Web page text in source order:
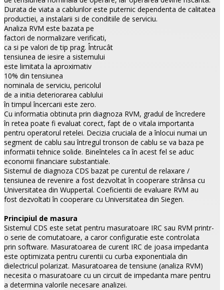
Durata de viata a cablurilor este puternic dependenta de calitatea
productiei, a instalarii si de conditiile de serviciu.
Analiza RVM este bazata pe
factori de normalizare verificati,
ca si pe valori de tip prag. Întrucât
tensiunea de iesire a sistemului
este limitata la aproximativ
10% din tensiunea
nominala de serviciu, pericolul
de a initia deteriorarea cablului
în timpul încercarii este zero.
Cu informatia obtinuta prin diagnoza RVM, gradul de încredere
în retea poate fi evaluat corect, fapt de o vitala importanta
pentru operatorul retelei. Decizia cruciala de a înlocui numai un
segment de cablu sau întregul tronson de cablu se va baza pe
informatii tehnice solide. Bineînteles ca în acest fel se aduc
economii financiare substantiale.
Sistemul de diagnoza CDS bazat pe curentul de relaxare /
tensiunea de revenire a fost dezvoltat în cooperare strânsa cu
Universitatea din Wuppertal. Coeficientii de evaluare RVM au
fost dezvoltati în cooperare cu Universitatea din Siegen.
Principiul de masura
Sistemul CDS este setat pentru masuratoare IRC sau RVM printr-
o serie de comutatoare, a caror configuratie este controlata
prin software. Masuratoarea de curent IRC de joasa impedanta
este optimizata pentru curentii cu curba exponentiala din
dielectricul polarizat. Masuratoarea de tensiune (analiza RVM)
necesita o masuratoare cu un circuit de impedanta mare pentru
a determina valorile necesare analizei.